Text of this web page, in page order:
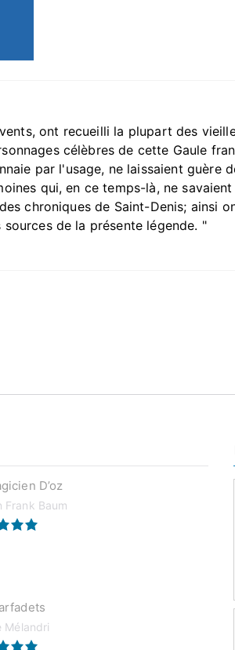
ont recueilli la plupart des
célèbres de cette Gaule
par l'usage, ne laissaient guère
qui, en ce temps-là, ne
chroniques de Saint-Denis; ainsi
de la présente légende. "
D’oz
Frank Baum
Mélandri